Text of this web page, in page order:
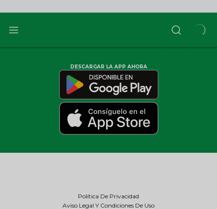
DESCARGAR LA APP AHORA
Política De Privacidad
Aviso Legal Y Condiciones De Uso